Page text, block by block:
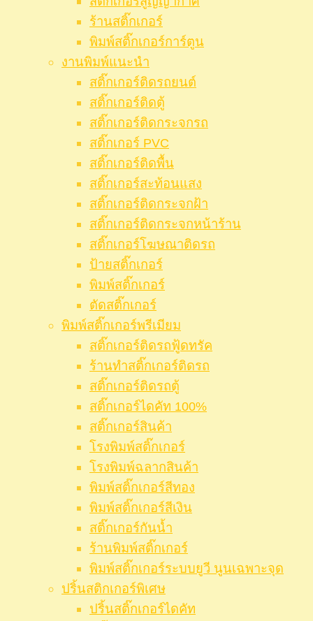
ร้านสติ๊กเกอร์
พิมพ์สติ๊กเกอร์การ์ตูน
งานพิมพ์แนะนำ
สติ๊กเกอร์ติดรถยนต์
สติ๊กเกอร์ติดตู้
สติ๊กเกอร์ติดกระจกรถ
สติ๊กเกอร์ PVC
สติ๊กเกอร์ติดพื้น
สติ๊กเกอร์สะท้อนแสง
สติ๊กเกอร์ติดกระจกฝ้า
สติ๊กเกอร์ติดกระจกหน้าร้าน
สติ๊กเกอร์โฆษณาติดรถ
ป้ายสติ๊กเกอร์
พิมพ์สติ๊กเกอร์
ตัดสติ๊กเกอร์
พิมพ์สติ๊กเกอร์พรีเมียม
สติ๊กเกอร์ติดรถฟู้ดทรัค
ร้านทำสติ๊กเกอร์ติดรถ
สติ๊กเกอร์ติดรถตู้
สติ๊กเกอร์ไดคัท 100%
สติ๊กเกอร์สินค้า
โรงพิมพ์สติ๊กเกอร์
โรงพิมพ์ฉลากสินค้า
พิมพ์สติ๊กเกอร์สีทอง
พิมพ์สติ๊กเกอร์สีเงิน
สติ๊กเกอร์กันน้ำ
ร้านพิมพ์สติ๊กเกอร์
พิมพ์สติ๊กเกอร์ระบบยูวี นูนเฉพาะจุด
ปริ้นสติกเกอร์พิเศษ
ปริ้นสติ๊กเกอร์ไดคัท